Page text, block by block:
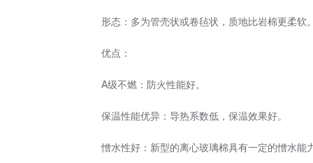
形态：多为管壳状或卷毡状，质地比岩棉更柔软
优点：
A级不燃：防火性能好。
保温性能优异：导热系数低，保温效果好。
憎水性好：新型的离心玻璃棉具有一定的憎水能